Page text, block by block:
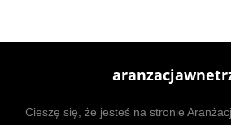
Cieszę się, że jesteś na stronie